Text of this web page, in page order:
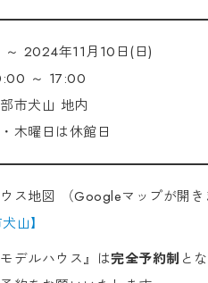
～ 2024年11月10日(日)
～ 17:00
市犬山 地内
木曜日は休館日
ス地図 （Googleマップが開き
山】
モデルハウス』は完全予約制 と